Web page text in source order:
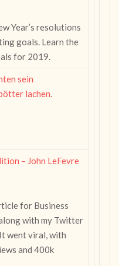
Year’s resolutions
goals. Learn the
for 2019.
sein
lachen.
– John LeFevre
for Business
along with my Twitter
went viral, with
and 400k